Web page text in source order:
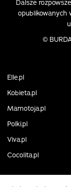
Dalsze
opublikowanych
©
Elle.pl
Kobieta.pl
Mamotoja.pl
Polki.pl
Viva.pl
Cocolita.pl